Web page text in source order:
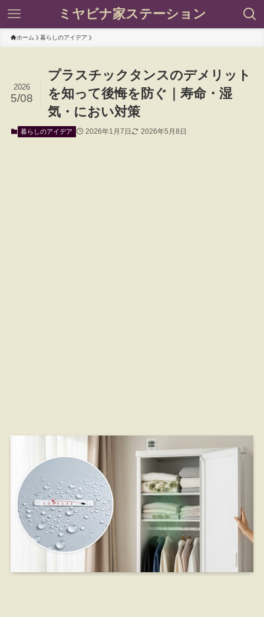
ミヤビナ家ステーション
ホーム 暮らしのアイデア
プラスチックタンスのデメリット
を知って後悔を防ぐ｜寿命・湿
気・におい対策
2026
5/08
暮らしのアイデア 2026年1月7日 2026年5月8日